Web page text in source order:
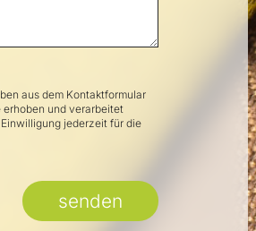
senden
aus dem Kontaktformular
und verarbeitet
jederzeit für die